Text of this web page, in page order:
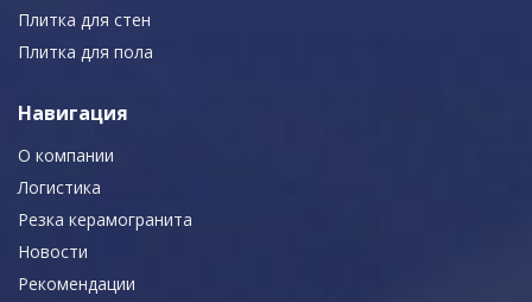
Плитка для стен
Плитка для пола
Навигация
О компании
Логистика
Резка керамогранита
Новости
Рекомендации